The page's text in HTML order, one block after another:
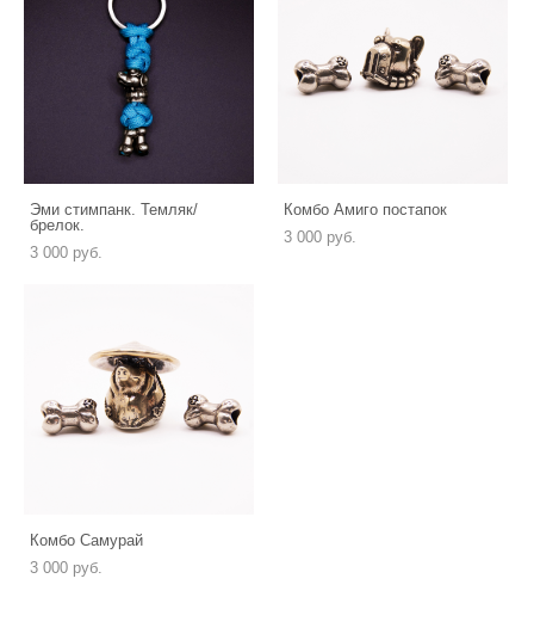
Эми стимпанк. Темляк/
брелок.
3 000 pуб.
Комбо Амиго постапок
3 000 pуб.
Комбо Самурай
3 000 pуб.